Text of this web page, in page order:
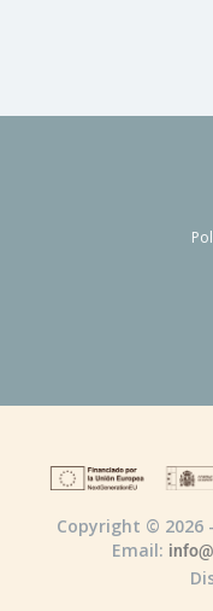
Copyright © 2026
Email: